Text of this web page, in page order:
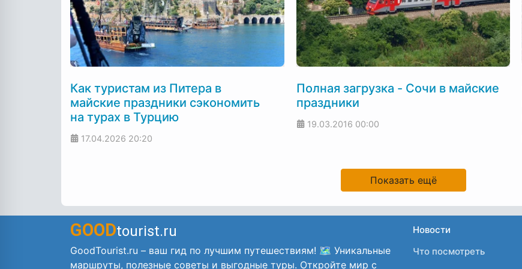
Как туристам из Питера в
майские праздники сэкономить
на турах в Турцию
17.04.2026 20:20
Полная загрузка - Сочи в майские
праздники
19.03.2016 00:00
Показать ещё
GOODtourist.ru
GoodTourist.ru – ваш гид по лучшим путешествиям! 🗺️ Уникальные
маршруты, полезные советы и выгодные туры. Откройте мир с
Новости
Что посмотреть